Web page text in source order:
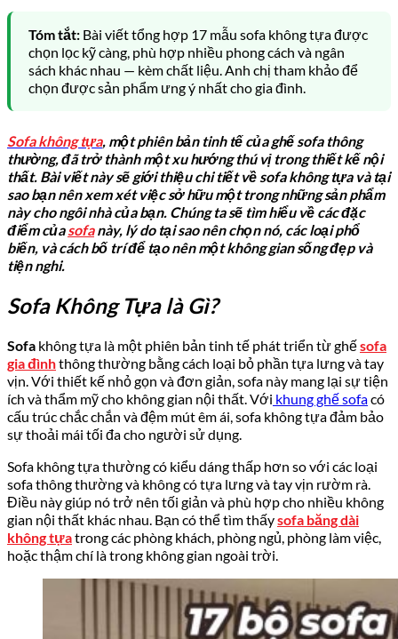
Tóm tắt: Bài viết tổng hợp 17 mẫu sofa không tựa được
chọn lọc kỹ càng, phù hợp nhiều phong cách và ngân
sách khác nhau — kèm chất liệu. Anh chị tham khảo để
chọn được sản phẩm ưng ý nhất cho gia đình.
Sofa không tựa, một phiên bản tinh tế của ghế sofa thông
thường, đã trở thành một xu hướng thú vị trong thiết kế nội
thất. Bài viết này sẽ giới thiệu chi tiết về sofa không tựa và tại
sao bạn nên xem xét việc sở hữu một trong những sản phẩm
này cho ngôi nhà của bạn. Chúng ta sẽ tìm hiểu về các đặc
điểm củasofa này, lý do tại sao nên chọn nó, các loại phổ
biến, và cách bố trí để tạo nên một không gian sống đẹp và
tiện nghi.
Sofa Không Tựa là Gì?
Sofa không tựa là một phiên bản tinh tế phát triển từ ghếsofa
gia đìnhthông thường bằng cách loại bỏ phần tựa lưng và tay
vịn. Với thiết kế nhỏ gọn và đơn giản, sofa này mang lại sự tiện
ích và thẩm mỹ cho không gian nội thất. Với khung ghế sofacó
cấu trúc chắc chắn và đệm mút êm ái, sofa không tựa đảm bảo
sự thoải mái tối đa cho người sử dụng.
Sofa không tựa thường có kiểu dáng thấp hơn so với các loại
sofa thông thường và không có tựa lưng và tay vịn rườm rà.
Điều này giúp nó trở nên tối giản và phù hợp cho nhiều không
gian nội thất khác nhau. Bạn có thể tìm thấysofa băng dài
không tựatrong các phòng khách, phòng ngủ, phòng làm việc,
hoặc thậm chí là trong không gian ngoài trời.